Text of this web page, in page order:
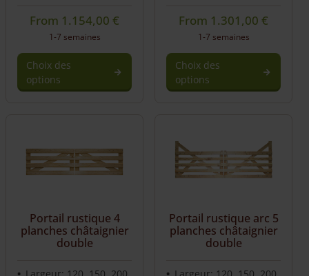
From 1.154,00 €
1-7 semaines
Choix des
options
From 1.301,00 €
1-7 semaines
Choix des
options
Portail rustique 4
planches châtaignier
double
Portail rustique arc 5
planches châtaignier
double